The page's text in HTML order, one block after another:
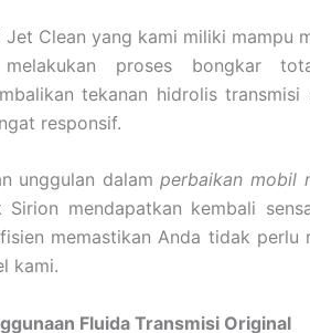
Jet Clean yang kami miliki mampu
melakukan proses bongkar
tekanan hidrolis
responsif.
unggulan dalamperbaikan mobil
Sirion mendapatkan kembali
memastikan Anda tidak
kami.
Fluida Transmisi Original